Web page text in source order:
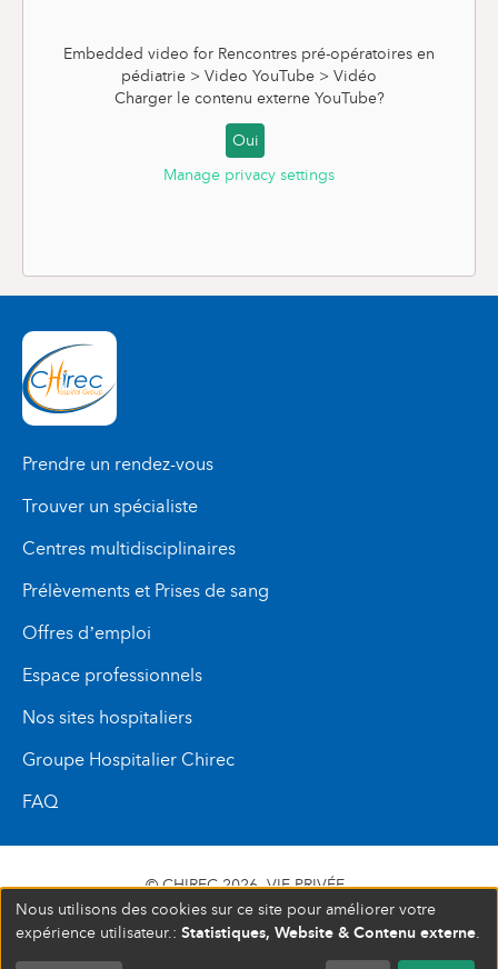
Embedded video for Rencontres pré-opératoires en
pédiatrie > Video YouTube > Vidéo
Charger le contenu externe YouTube?
Oui
Manage privacy settings
Prendre un rendez-vous
Trouver un spécialiste
Centres multidisciplinaires
Prélèvements et Prises de sang
Offres d’emploi
Espace professionnels
Nos sites hospitaliers
Groupe Hospitalier Chirec
FAQ
© CHIREC 2026 VIE PRIVÉE
SIÈGE SOCIAL BOULEVARD DU TRIOMPHE 201 1160
BRUXELLES N° D’ENTREPRISE : 472 937 059
Nous utilisons des cookies sur ce site pour améliorer votre
expérience utilisateur.: Statistiques, Website & Contenu externe.